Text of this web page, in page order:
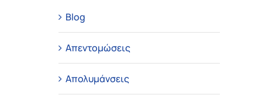
Blog
Απεντομώσεις
Απολυμάνσεις